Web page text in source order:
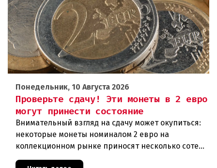
Понедельник, 10 Августа 2026
Проверьте сдачу! Эти монеты в 2 евро
могут принести состояние
Внимательный взгляд на сдачу может окупиться:
некоторые монеты номиналом 2 евро на
коллекционном рынке приносят несколько сотен